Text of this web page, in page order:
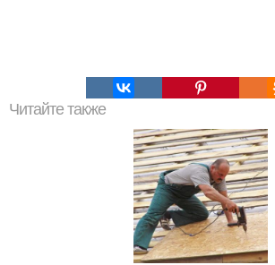
Читайте также